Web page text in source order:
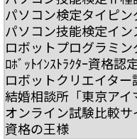
パソコン検定タイピン
パソコン技能検定イ
ロボットプログラミン
ﾛﾎﾞｯﾄｲﾝｽﾄﾗｸﾀｰ資格認
ロボットクリエイター
結婚相談所「東京アイ
オンライン試験比較サ
資格の王様